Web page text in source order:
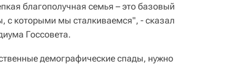
благополучная семья – это базовый
с которыми мы сталкиваемся", - сказал
Госсовета.
демографические спады, нужно